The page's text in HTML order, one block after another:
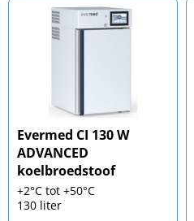
Evermed CI 130 W
ADVANCED
koelbroedstoof
+2°C tot +50°C
130 liter